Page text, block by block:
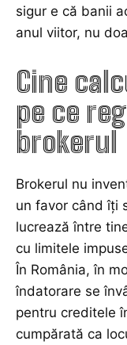
sigur e că banii
anul viitor, nu
Cine
pe ce
brokerul
Brokerul nu
un favor când îți
lucrează între
cu limitele
În România, în
îndatorare se
pentru creditele
cumpărată ca